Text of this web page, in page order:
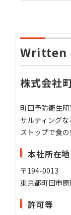
Written
株式会社
町田予防衛生
サルティング
ストップで食の
本社所在地
〒194-0013
東京都町田市
許可等